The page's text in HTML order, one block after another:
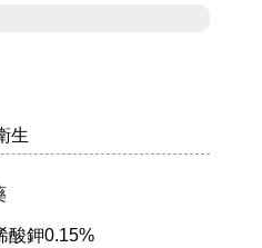
生
酸鉀0.15%